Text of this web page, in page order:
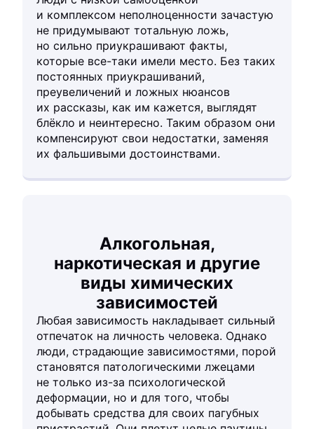
и комплексом неполноценности зачастую
не придумывают тотальную ложь,
но сильно приукрашивают факты,
которые все-таки имели место. Без таких
постоянных приукрашиваний,
преувеличений и ложных нюансов
их рассказы, как им кажется, выглядят
блёкло и неинтересно. Таким образом они
компенсируют свои недостатки, заменяя
их фальшивыми достоинствами.
Алкогольная,
наркотическая и другие
виды химических
зависимостей
Любая зависимость накладывает сильный
отпечаток на личность человека. Однако
люди, страдающие зависимостями, порой
становятся патологическими лжецами
не только из-за психологической
деформации, но и для того, чтобы
добывать средства для своих пагубных